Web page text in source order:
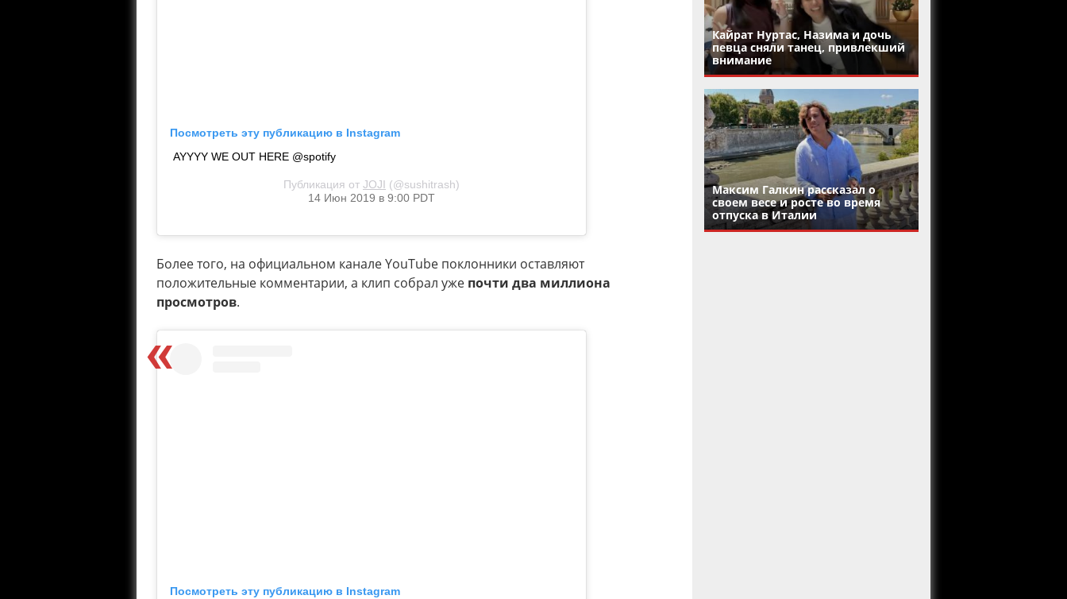
Посмотреть эту публикацию в Instagram
AYYYY WE OUT HERE @spotify
Публикация от JOJI (@sushitrash)
14 Июн 2019 в 9:00 PDT
Более того, на официальном канале YouTube поклонники оставляют
положительные комментарии, а клип собрал уже почти два миллиона
просмотров.
Посмотреть эту публикацию в Instagram
Кайрат Нуртас, Назима и дочь
певца сняли танец, привлекший
внимание
Максим Галкин рассказал о
своем весе и росте во время
отпуска в Италии